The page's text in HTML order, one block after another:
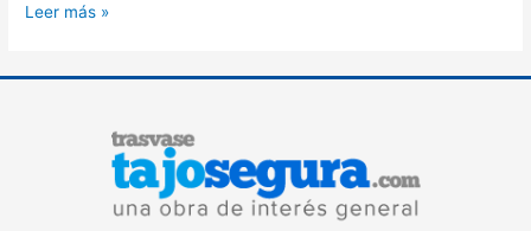
Leer más »